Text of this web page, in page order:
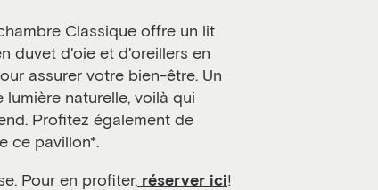
Classique offre un lit
duvet d'oie et d'oreillers en
assurer votre bien-être. Un
naturelle, voilà qui
Profitez également de
ce pavillon*.
Pour en profiter, réserver ici!